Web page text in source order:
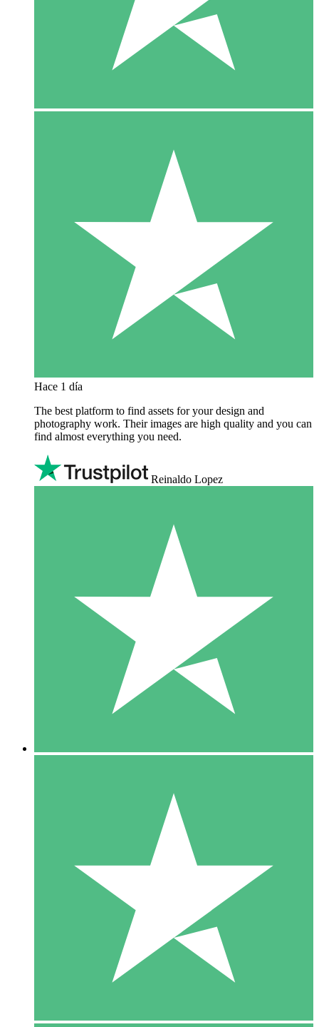
Hace 1 día
The best platform to find assets for your design and
photography work. Their images are high quality and you can
find almost everything you need.
Reinaldo Lopez